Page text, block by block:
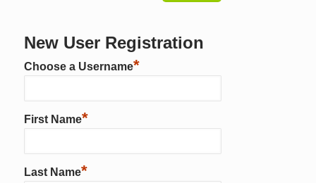
New User Registration
Choose a Username*
First Name*
Last Name*